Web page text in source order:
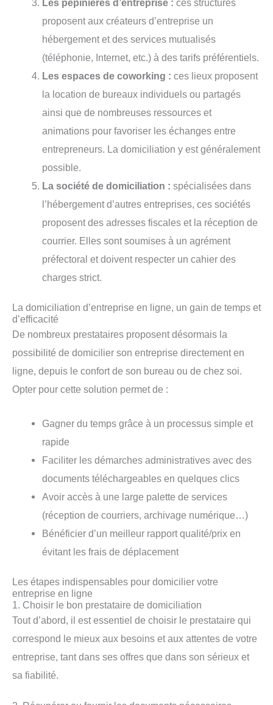
Les pépinières d’entreprise : ces structures
proposent aux créateurs d’entreprise un
hébergement et des services mutualisés
(téléphonie, Internet, etc.) à des tarifs préférentiels.
Les espaces de coworking : ces lieux proposent
la location de bureaux individuels ou partagés
ainsi que de nombreuses ressources et
animations pour favoriser les échanges entre
entrepreneurs. La domiciliation y est généralement
possible.
La société de domiciliation : spécialisées dans
l’hébergement d’autres entreprises, ces sociétés
proposent des adresses fiscales et la réception de
courrier. Elles sont soumises à un agrément
préfectoral et doivent respecter un cahier des
charges strict.
La domiciliation d’entreprise en ligne, un gain de temps et
d’efficacité
De nombreux prestataires proposent désormais la
possibilité de domicilier son entreprise directement en
ligne, depuis le confort de son bureau ou de chez soi.
Opter pour cette solution permet de :
Gagner du temps grâce à un processus simple et
rapide
Faciliter les démarches administratives avec des
documents téléchargeables en quelques clics
Avoir accès à une large palette de services
(réception de courriers, archivage numérique…)
Bénéficier d’un meilleur rapport qualité/prix en
évitant les frais de déplacement
Les étapes indispensables pour domicilier votre
entreprise en ligne
1. Choisir le bon prestataire de domiciliation
Tout d’abord, il est essentiel de choisir le prestataire qui
correspond le mieux aux besoins et aux attentes de votre
entreprise, tant dans ses offres que dans son sérieux et
sa fiabilité.